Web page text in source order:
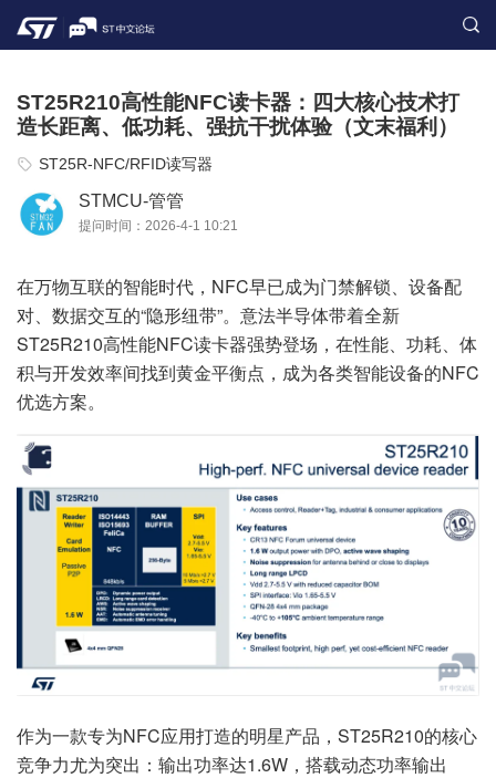
ST25R210高性能NFC读卡器：四大核心技术打
造长距离、低功耗、强抗干扰体验（文末福利）
ST25R-NFC/RFID读写器
STMCU-管管
提问时间：2026-4-1 10:21
在万物互联的智能时代，NFC早已成为门禁解锁、设备配
对、数据交互的“隐形纽带”。意法半导体带着全新
ST25R210高性能NFC读卡器强势登场，在性能、功耗、体
积与开发效率间找到黄金平衡点，成为各类智能设备的NFC
优选方案。
作为一款专为NFC应用打造的明星产品，ST25R210的核心
竞争力尤为突出：输出功率达1.6W，搭载动态功率输出